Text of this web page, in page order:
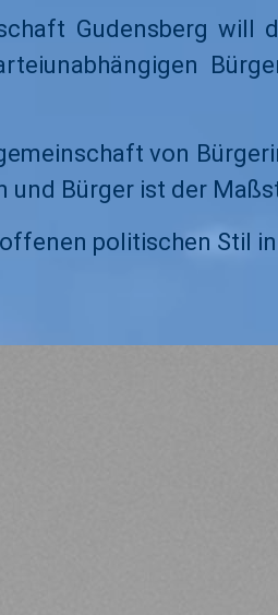
Gudensberg will
von
und Bürger ist der
politischen Stil